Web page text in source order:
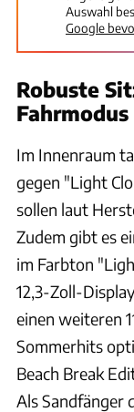
Auswahl
Google
Robuste
Fahrmodus
Im Innenraum
gegen "Light
sollen laut
Zudem gibt es
im Farbton
12,3-Zoll-
einen weiteren
Sommerhits
Beach Break
Als Sandfänger